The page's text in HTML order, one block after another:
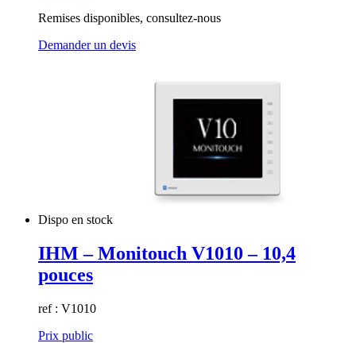
Remises disponibles, consultez-nous
Demander un devis
Dispo en stock
IHM – Monitouch V1010 – 10,4
pouces
ref : V1010
Prix public